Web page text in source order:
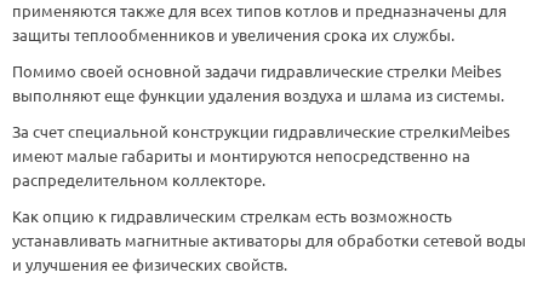
применяются также для всех типов котлов и предназначены для
защиты теплообменников и увеличения срока их службы.
Помимо своей основной задачи гидравлические стрелки Meibes
выполняют еще функции удаления воздуха и шлама из системы.
За счет специальной конструкции гидравлические стрелкиMeibes
имеют малые габариты и монтируются непосредственно на
распределительном коллекторе.
Как опцию к гидравлическим стрелкам есть возможность
устанавливать магнитные активаторы для обработки сетевой воды
и улучшения ее физических свойств.